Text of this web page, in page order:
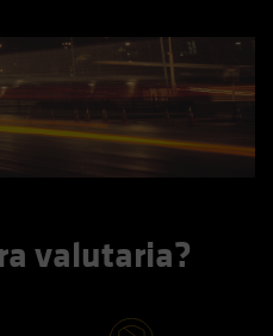
valutaria?